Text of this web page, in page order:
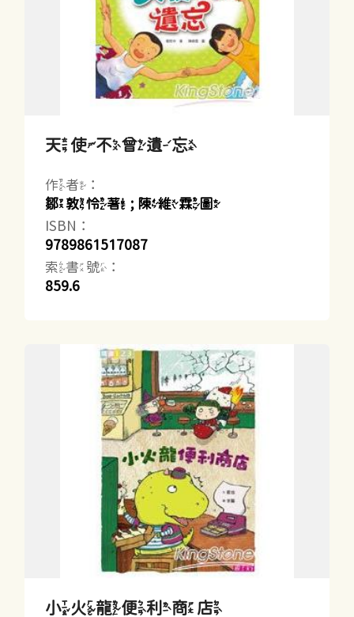
天使不曾遺忘
作者：
鄒敦怜著 ; 陳維霖圖
ISBN：
9789861517087
索書號：
859.6
小火龍便利商店